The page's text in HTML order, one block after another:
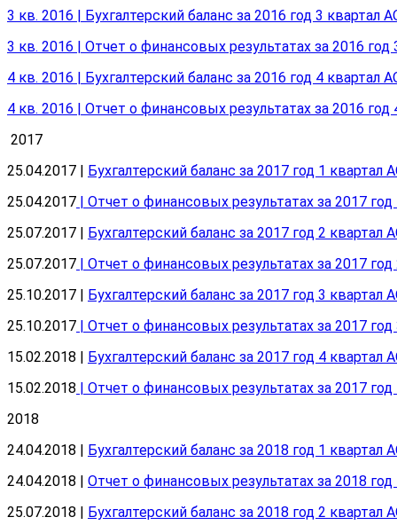
3 кв. 2016 | Бухгалтерский баланс за 2016 год 3 квартал
3 кв. 2016 | Отчет о финансовых результатах за 2016 год
4 кв. 2016 | Бухгалтерский баланс за 2016 год 4 квартал
4 кв. 2016 | Отчет о финансовых результатах за 2016 год
2017
25.04.2017 | Бухгалтерский баланс за 2017 год 1 квартал
25.04.2017 | Отчет о финансовых результатах за 2017 год
25.07.2017 | Бухгалтерский баланс за 2017 год 2 квартал
25.07.2017 | Отчет о финансовых результатах за 2017 год
25.10.2017 | Бухгалтерский баланс за 2017 год 3 квартал
25.10.2017 | Отчет о финансовых результатах за 2017 год
15.02.2018 | Бухгалтерский баланс за 2017 год 4 квартал
15.02.2018 | Отчет о финансовых результатах за 2017 год
2018
24.04.2018 | Бухгалтерский баланс за 2018 год 1 квартал
24.04.2018 | Отчет о финансовых результатах за 2018 год
25.07.2018 | Бухгалтерский баланс за 2018 год 2 квартал